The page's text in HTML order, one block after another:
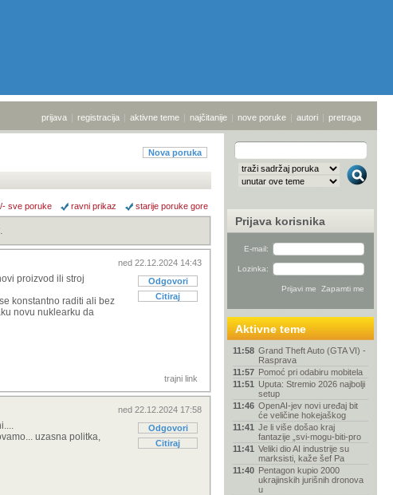
prijava | registracija | aktivne teme | najčitanije | nove poruke | autori | pretraga
Nova poruka
sve poruke ravni prikaz starije poruke gore
ned 22.12.2024 14:43
Odgovori
Citiraj
proizvod ili stroj
konstantno raditi ali bez
novu nuklearku da
trajni link
ned 22.12.2024 17:58
Odgovori
Citiraj
uzasna politka,
Prijava korisnika
E-mail:
Lozinka:
Aktivne teme
11:58 Grand Theft Auto (GTA VI) -
Rasprava
11:57 Pomoć pri odabiru mobitela
11:51 Uputa: Stremio 2026 najbolji
setup
11:46 OpenAI-jev novi uređaj bit
će veličine hokejaškog
11:41 Je li više došao kraj
fantazije „svi-mogu-biti-pro
11:41 Veliki dio AI industrije su
marksisti, kaže šef Pa
11:40 Pentagon kupio 2000
ukrajinskih jurišnih dronova
u